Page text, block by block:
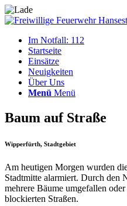
Im Notfall: 112
Startseite
Einsätze
Neuigkeiten
Über Uns
Menü Menü
Baum auf Straße
Wipperfürth, Stadtgebiet
Am heutigen Morgen wurden
Stadtmitte alarmiert. Durch den
mehrere Bäume umgefallen
blockierten Straßen.